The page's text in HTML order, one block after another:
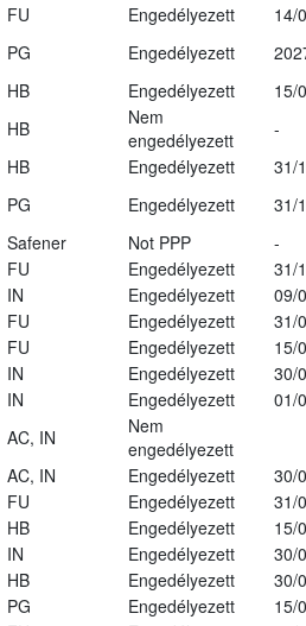
FU Engedélyezett
14/
PG Engedélyezett
HB Engedélyezett
15/
HB
Nem
engedélyezett
-
HB Engedélyezett
31/
PG Engedélyezett
31/
Safener Not PPP
-
FU Engedélyezett
31/
IN Engedélyezett
09/
FU Engedélyezett
31/
FU Engedélyezett
15/
IN Engedélyezett
30/
IN Engedélyezett
01/
AC, IN
Nem
engedélyezett
AC, IN Engedélyezett
30/
FU Engedélyezett
31/
HB Engedélyezett
15/
IN Engedélyezett
30/
HB Engedélyezett
30/
PG Engedélyezett
15/